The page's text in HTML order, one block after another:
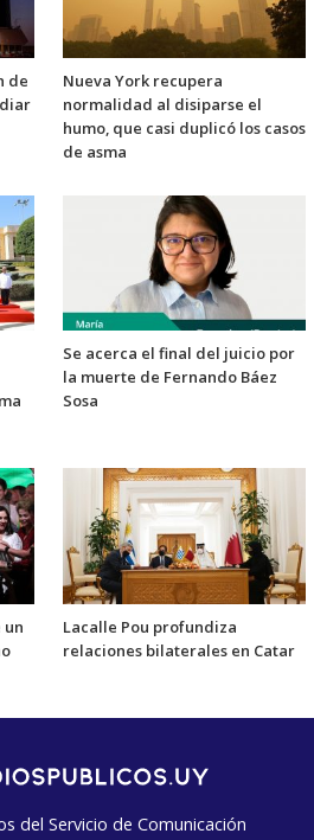
de
Nueva York recupera
normalidad al disiparse el
humo, que casi duplicó los casos
de asma
Se acerca el final del juicio por
la muerte de Fernando Báez
Sosa
un
Lacalle Pou profundiza
relaciones bilaterales en Catar
del Servicio de Comunicación